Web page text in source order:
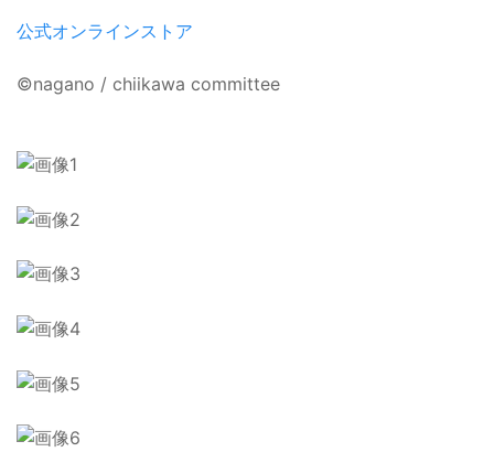
公式オンラインストア
©nagano / chiikawa committee